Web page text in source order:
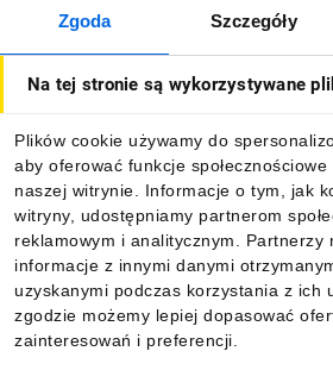
Zgoda Szczegóły
Na tej stronie są wykorzystywane
Plików cookie używamy do
aby oferować funkcje
naszej witrynie. Informacje o tym, jak
witryny, udostępniamy partnerom
reklamowym i analitycznym. Partnerzy
informacje z innymi danymi
uzyskanymi podczas korzystania z ich
zgodzie możemy lepiej dopasować
zainteresowań i preferencji.
O firmie
Informacje
Pobierz naszą aplikację